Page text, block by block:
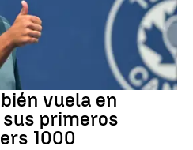
vuela en
primeros
1000